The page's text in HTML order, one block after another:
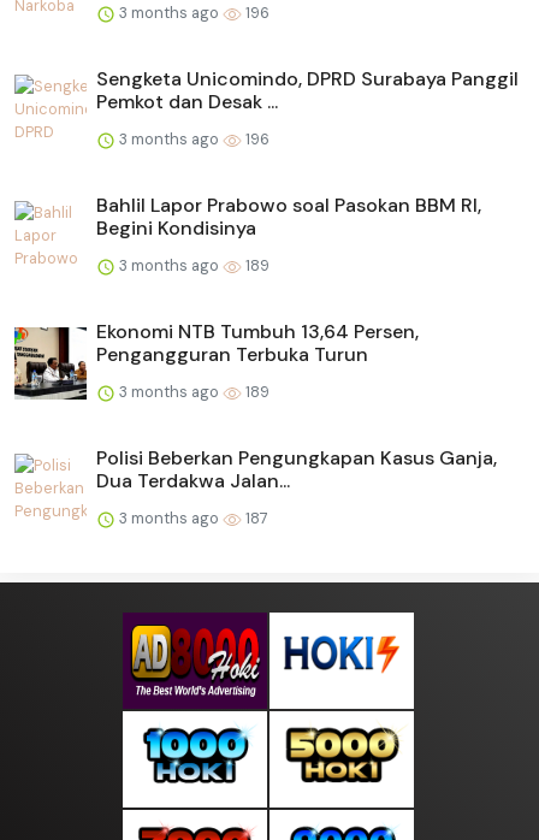
3 months ago 196
Sengketa Unicomindo, DPRD Surabaya Panggil
Pemkot dan Desak ...
3 months ago 196
Bahlil Lapor Prabowo soal Pasokan BBM RI,
Begini Kondisinya
3 months ago 189
Ekonomi NTB Tumbuh 13,64 Persen,
Pengangguran Terbuka Turun
3 months ago 189
Polisi Beberkan Pengungkapan Kasus Ganja,
Dua Terdakwa Jalan...
3 months ago 187